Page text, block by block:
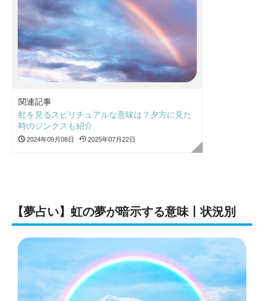
関連記事
虹を見るスピリチュアルな意味は？夕方に見た
時のジンクスも紹介
2024年09月08日 2025年07月22日
【夢占い】虹の夢が暗示する意味丨状況別